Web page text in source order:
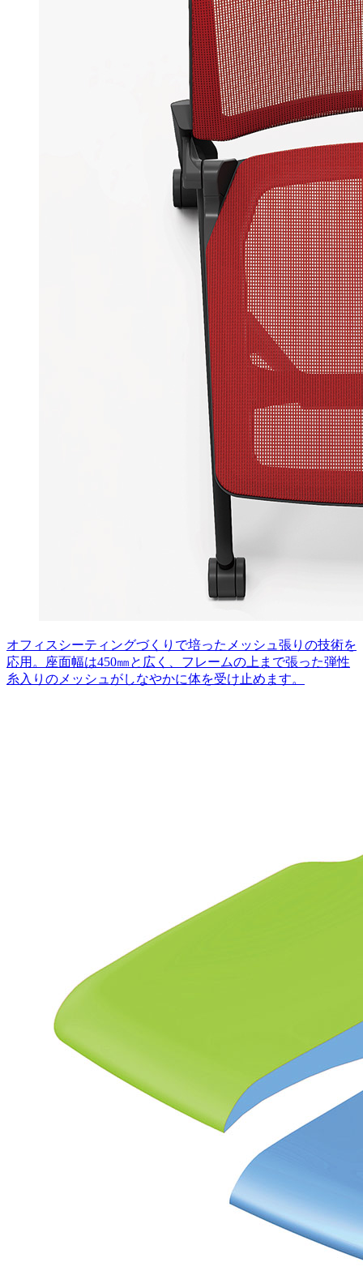
オフィスシーティングづくりで培ったメッシュ張りの技術を
応用。座面幅は450㎜と広く、フレームの上まで張った弾性
糸入りのメッシュがしなやかに体を受け止めます。